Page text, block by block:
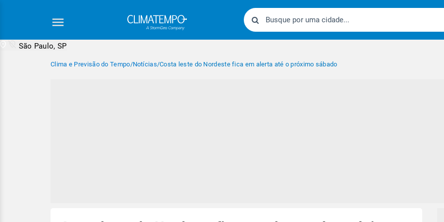
São Paulo, SP
Clima e Previsão do Tempo/Notícias/Costa leste do Nordeste fica em alerta até o próximo sábado